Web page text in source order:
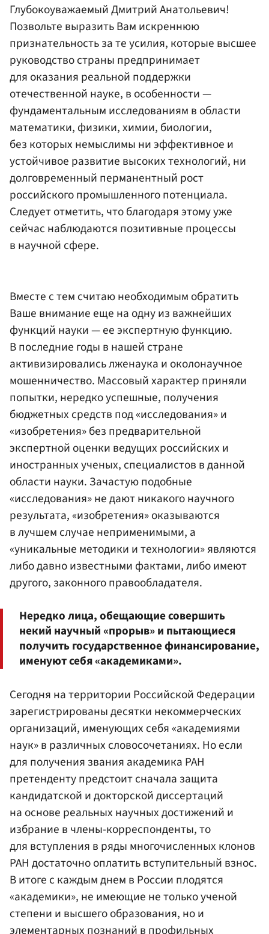
Глубокоуважаемый Дмитрий Анатольевич!
Позвольте выразить Вам искреннюю
признательность за те усилия, которые высшее
руководство страны предпринимает
для оказания реальной поддержки
отечественной науке, в особенности —
фундаментальным исследованиям в области
математики, физики, химии, биологии,
без которых немыслимы ни эффективное и
устойчивое развитие высоких технологий, ни
долговременный перманентный рост
российского промышленного потенциала.
Следует отметить, что благодаря этому уже
сейчас наблюдаются позитивные процессы
в научной сфере.
Вместе с тем считаю необходимым обратить
Ваше внимание еще на одну из важнейших
функций науки — ее экспертную функцию.
В последние годы в нашей стране
активизировались лженаука и околонаучное
мошенничество. Массовый характер приняли
попытки, нередко успешные, получения
бюджетных средств под «исследования» и
«изобретения» без предварительной
экспертной оценки ведущих российских и
иностранных ученых, специалистов в данной
области науки. Зачастую подобные
«исследования» не дают никакого научного
результата, «изобретения» оказываются
в лучшем случае неприменимыми, а
«уникальные методики и технологии» являются
либо давно известными фактами, либо имеют
другого, законного правообладателя.
Нередко лица, обещающие совершить
некий научный «прорыв» и пытающиеся
получить государственное финансирование,
именуют себя «академиками».
Сегодня на территории Российской Федерации
зарегистрированы десятки некоммерческих
организаций, именующих себя «академиями
наук» в различных словосочетаниях. Но если
для получения звания академика РАН
претенденту предстоит сначала защита
кандидатской и докторской диссертаций
на основе реальных научных достижений и
избрание в члены-корреспонденты, то
для вступления в ряды многочисленных клонов
РАН достаточно оплатить вступительный взнос.
В итоге с каждым днем в России плодятся
«академики», не имеющие не только ученой
степени и высшего образования, но и
элементарных познаний в профильных